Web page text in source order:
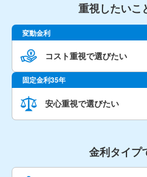
重視したいこ
変動金利
コスト重視で選びたい
固定金利35年
安心重視で選びたい
金利タイプ